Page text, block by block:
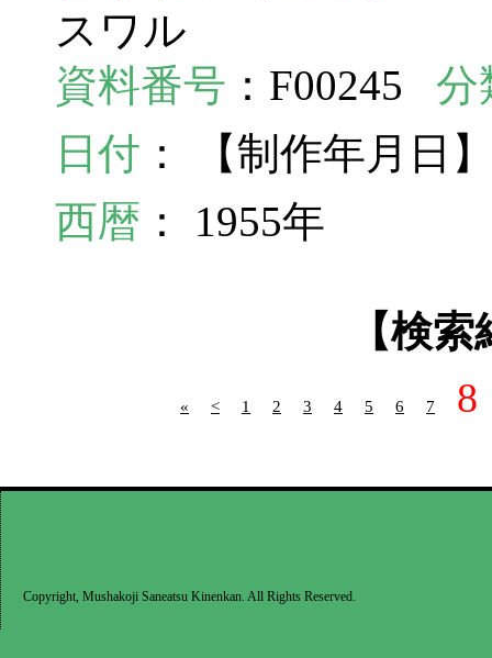
スワル
資料番号 ：F00245 分
日付 ： 【制作年月日
西暦 ： 1955年
【検
« < 1 2 3 4 5 6 7 8
Copyright, Mushakoji Saneatsu Kinenkan. All Rights Reserved.